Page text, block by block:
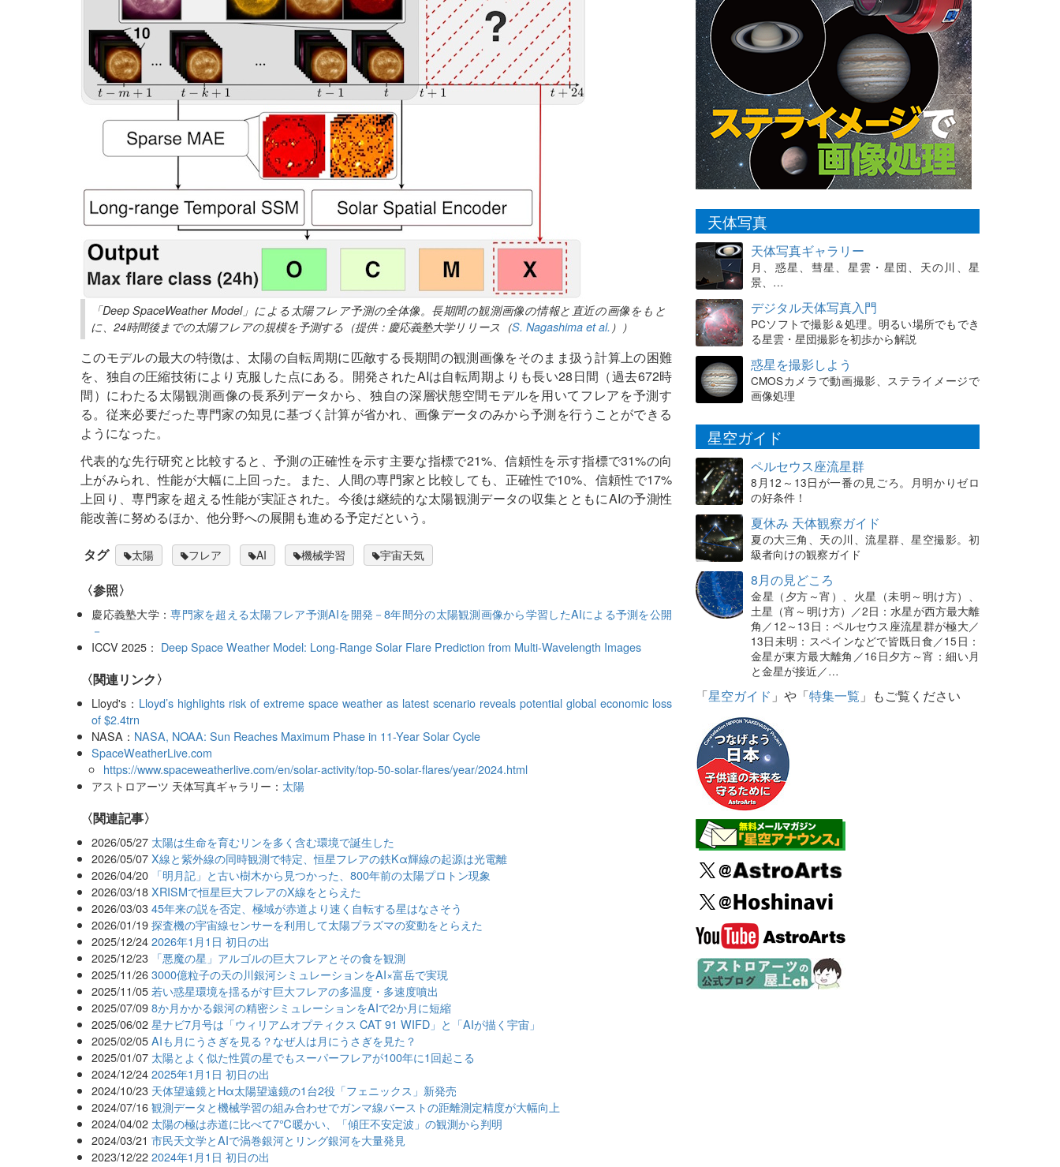
「Deep SpaceWeather Model」による太陽フレア予測の全体像。長期間の観測画像の情報と直近の画像をもと
に、24時間後までの太陽フレアの規模を予測する（提供：慶応義塾大学リリース（S. Nagashima et al. ））
このモデルの最大の特徴は、太陽の自転周期に匹敵する長期間の観測画像をそのまま扱う計算上の困難
を、独自の圧縮技術により克服した点にある。開発されたAIは自転周期よりも長い28日間（過去672時
間）にわたる太陽観測画像の長系列データから、独自の深層状態空間モデルを用いてフレアを予測す
る。従来必要だった専門家の知見に基づく計算が省かれ、画像データのみから予測を行うことができる
ようになった。
代表的な先行研究と比較すると、予測の正確性を示す主要な指標で21%、信頼性を示す指標で31%の向
上がみられ、性能が大幅に上回った。また、人間の専門家と比較しても、正確性で10%、信頼性で17%
上回り、専門家を超える性能が実証された。今後は継続的な太陽観測データの収集とともにAIの予測性
能改善に努めるほか、他分野への展開も進める予定だという。
タグ 太陽 フレア AI 機械学習 宇宙天気
〈参照〉
慶応義塾大学：専門家を超える太陽フレア予測AIを開発－8年間分の太陽観測画像から学習したAIによる予測を公開
－
ICCV 2025： Deep Space Weather Model: Long-Range Solar Flare Prediction from Multi-Wavelength Images
〈関連リンク〉
Lloyd's： Lloyd’s highlights risk of extreme space weather as latest scenario reveals potential global economic loss
of $2.4trn
NASA： NASA, NOAA: Sun Reaches Maximum Phase in 11-Year Solar Cycle
SpaceWeatherLive.com
https://www.spaceweatherlive.com/en/solar-activity/top-50-solar-flares/year/2024.html
アストロアーツ 天体写真ギャラリー： 太陽
関連記事
2026/05/27 太陽は生命を育むリンを多く含む環境で誕生した
2026/05/07 X線と紫外線の同時観測で特定、恒星フレアの鉄Kα輝線の起源は光電離
2026/04/20 「明月記」と古い樹木から見つかった、800年前の太陽プロトン現象
2026/03/18 XRISMで恒星巨大フレアのX線をとらえた
2026/03/03 45年来の説を否定、極域が赤道より速く自転する星はなさそう
2026/01/19 探査機の宇宙線センサーを利用して太陽プラズマの変動をとらえた
2025/12/24 2026年1月1日 初日の出
2025/12/23 「悪魔の星」アルゴルの巨大フレアとその食を観測
2025/11/26 3000億粒子の天の川銀河シミュレーションをAI×富岳で実現
2025/11/05 若い惑星環境を揺るがす巨大フレアの多温度・多速度噴出
2025/07/09 8か月かかる銀河の精密シミュレーションをAIで2か月に短縮
2025/06/02 星ナビ7月号は「ウィリアムオプティクス CAT 91 WIFD」と「AIが描く宇宙」
2025/02/05 AIも月にうさぎを見る？なぜ人は月にうさぎを見た？
2025/01/07 太陽とよく似た性質の星でもスーパーフレアが100年に1回起こる
2024/12/24 2025年1月1日 初日の出
2024/10/23 天体望遠鏡とHα太陽望遠鏡の1台2役「フェニックス」新発売
2024/07/16 観測データと機械学習の組み合わせでガンマ線バーストの距離測定精度が大幅向上
2024/04/02 太陽の極は赤道に比べて7℃暖かい、「傾圧不安定波」の観測から判明
2024/03/21 市民天文学とAIで渦巻銀河とリング銀河を大量発見
2023/12/22 2024年1月1日 初日の出
天体写真
天体写真ギャラリー
月、惑星、彗星、星雲・星団、天の川、星
景、…
デジタル天体写真入門
PCソフトで撮影＆処理。明るい場所でもでき
る星雲・星団撮影を初歩から解説
惑星を撮影しよう
CMOSカメラで動画撮影、ステライメージで
画像処理
星空ガイド
ペルセウス座流星群
8月12～13日が一番の見ごろ。月明かりゼロ
の好条件！
夏休み 天体観察ガイド
夏の大三角、天の川、流星群、星空撮影。初
級者向けの観察ガイド
8月の見どころ
金星（夕方～宵）、火星（未明～明け方）、
土星（宵～明け方）／2日：水星が西方最大離
角／12～13日：ペルセウス座流星群が極大／
13日未明：スペインなどで皆既日食／15日：
金星が東方最大離角／16日夕方～宵：細い月
と金星が接近／…
「星空ガイド 」や「特集一覧 」もご覧ください